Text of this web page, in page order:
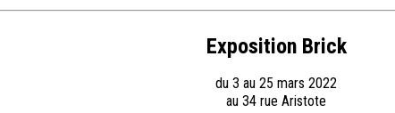
Exposition Brick
du 3 au 25 mars 2022
au 34 rue Aristote